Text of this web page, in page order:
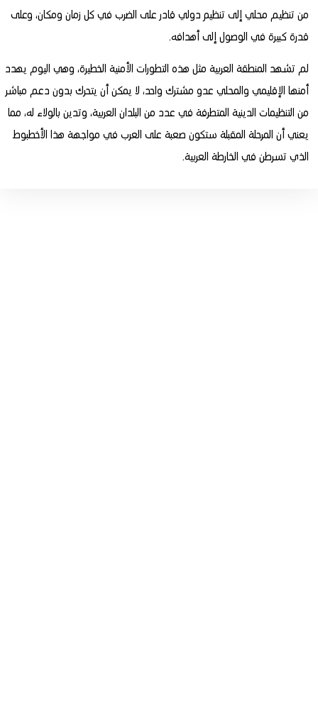
من تنظيم محلي إلى تنظيم دولي قادر على الضرب في كل زمان ومكان، وعلى
قدرة كبيرة في الوصول إلى أهدافه.
لم تشهد المنطقة العربية مثل هذه التطورات الأمنية الخطيرة، وهي اليوم يهدد
أمنها الإقليمي والمحلي عدو مشترك واحد، لا يمكن أن يتحرك بدون دعم مباشر
من التنظيمات الدينية المتطرفة في عدد من البلدان العربية، وتدين بالولاء له، مما
يعني أن المرحلة المقبلة ستكون صعبة على العرب في مواجهة هذا الأخطبوط
الذي تسرطن في الخارطة العربية.